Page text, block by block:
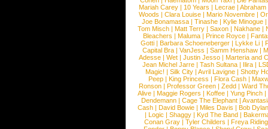
Mariah Carey | 10 Years | Lecrae | Abraham
Woods |Clara Louise |Mario Novembre |
Joe Bonamassa | Tinashe | Kylie Minogue |
Tom Misch |Matt Terry |Saxon |Nakhane |
Bleachers | Maluma | Prince Royce |
Gotti |Barbara Schoeneberger |Lykke Li |
Capital Bra |VanJess |Samm Henshaw |
Adesse |Wet |Justin Jesso |Marteria and
Jean Michel Jarre |Tash Sultana | Ilira |
Magic! | Silk City | Avril Lavigne | Shotty
Peep |King Princess |Flora Cash |
Ronson |Professor Green |Zedd |Ward
Alive |Maggie Rogers |Koffee |Yung Pinch |
Dendemann |Cage The Elephant |
Cash | David Bowie | Miles Davis | Bob Dylan
|Logic |Shaggy |Kyd The Band |
Conan Gray |Tyler Childers |Freya